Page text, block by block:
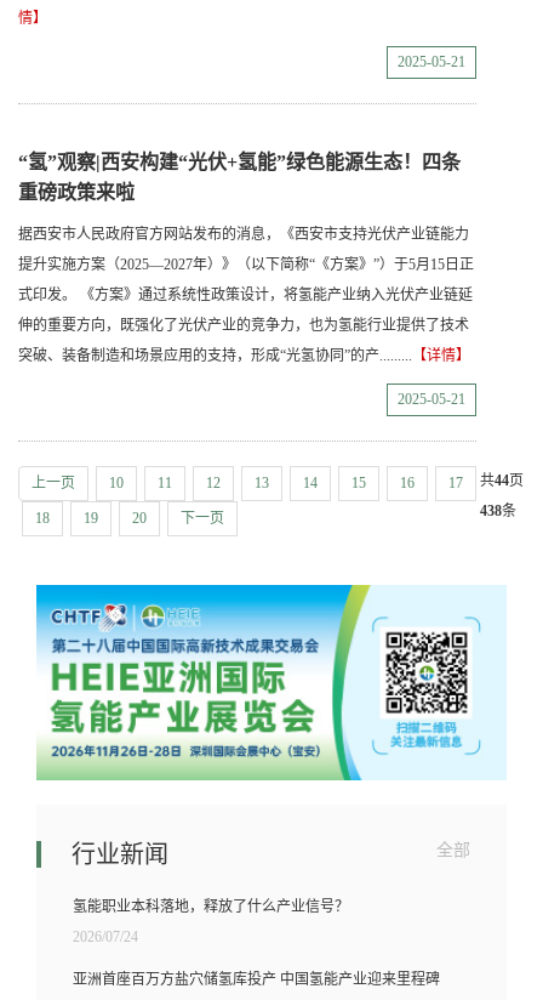
情】
2025-05-21
“氢”观察|西安构建“光伏+氢能”绿色能源生态！四条
重磅政策来啦
据西安市人民政府官方网站发布的消息，《西安市支持光伏产业链能力
提升实施方案（2025—2027年）》（以下简称“《方案》”）于5月15日正
式印发。 《方案》通过系统性政策设计，将氢能产业纳入光伏产业链延
伸的重要方向，既强化了光伏产业的竞争力，也为氢能行业提供了技术
突破、装备制造和场景应用的支持，形成“光氢协同”的产......... 【详情】
2025-05-21
上一页 10 11 12 13 14 15 16 17
18 19 20 下一页
共44页
438条
行业新闻 全部
氢能职业本科落地，释放了什么产业信号？
2026/07/24
亚洲首座百万方盐穴储氢库投产 中国氢能产业迎来里程碑